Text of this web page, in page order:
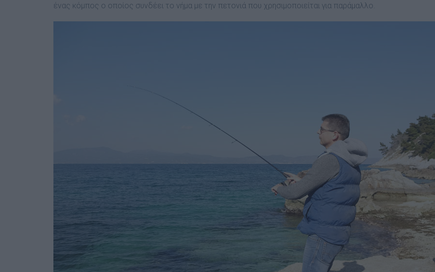
ένας κόµπος ο οποίος συνδέει το νήµα µε την πετονιά που χρησιµοποιείται για παράµαλλο.